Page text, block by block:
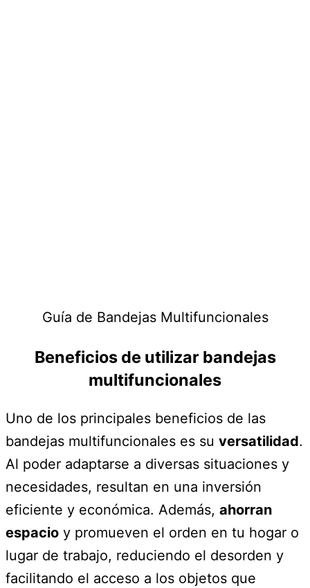
Guía de Bandejas Multifuncionales
Beneficios de utilizar bandejas
multifuncionales
Uno de los principales beneficios de las
bandejas multifuncionales es su versatilidad.
Al poder adaptarse a diversas situaciones y
necesidades, resultan en una inversión
eficiente y económica. Además, ahorran
espacio y promueven el orden en tu hogar o
lugar de trabajo, reduciendo el desorden y
facilitando el acceso a los objetos que